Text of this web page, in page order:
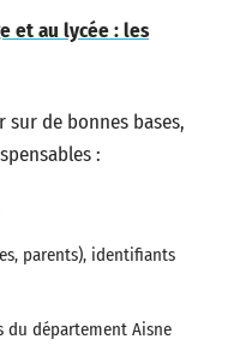
et au lycée : les
de bonnes bases,
:
parents), identifiants
du département Aisne